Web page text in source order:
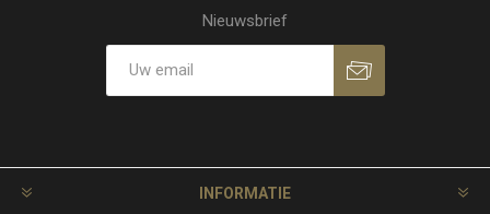
Nieuwsbrief
INFORMATIE